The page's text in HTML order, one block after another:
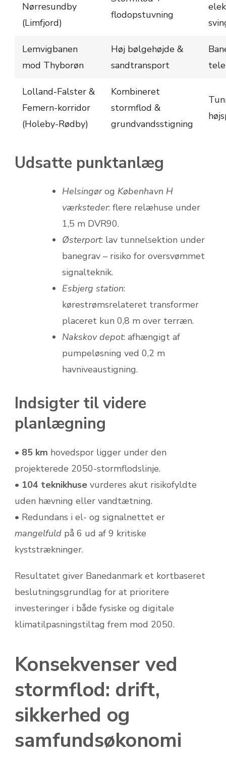
Nørresundby
(Limfjord)
flodopstuvning
Lemvigbanen
mod Thyborøn
Høj bølgehøjde &
sandtransport
Lolland-Falster &
Femern-korridor
(Holeby-Rødby)
Kombineret
stormflod &
grundvandsstigning
Udsatte punktanlæg
Helsingørog København H
værksteder: flere relæhuse under
1,5 m DVR90.
Østerport: lav tunnelsektion under
banegrav – risiko for oversvømmet
signalteknik.
Esbjerg station:
kørestrømsrelateret transformer
placeret kun 0,8 m over terræn.
Nakskov depot: afhængigt af
pumpeløsning ved 0,2 m
havniveaustigning.
Indsigter til videre
planlægning
• 85 km hovedspor ligger under den
projekterede 2050-stormflodslinje.
• 104 teknikhuse vurderes akut risikofyldte
uden hævning eller vandtætning.
• Redundans i el- og signalnettet er
mangelfuld på 6 ud af 9 kritiske
kyststrækninger.
Resultatet giver Banedanmark et kortbaseret
beslutningsgrundlag for at prioritere
investeringer i både fysiske og digitale
klimatilpasningstiltag frem mod 2050.
Konsekvenser ved
stormflod: drift,
sikkerhed og
samfundsøkonomi